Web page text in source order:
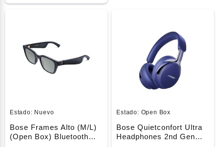
Estado: Nuevo
Bose Frames Alto (M/L)
(Open Box) Bluetooth
Estado: Open Box
Bose Quietconfort Ultra
Headphones 2nd Gen